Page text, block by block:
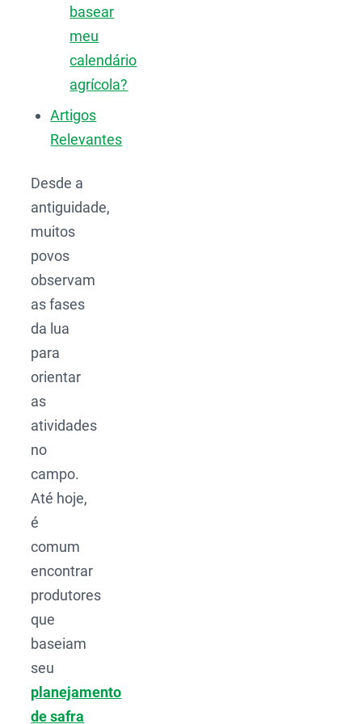
basear
meu
calendário
agrícola?
Artigos
Relevantes
Desde a
antiguidade,
muitos
povos
observam
as fases
da lua
para
orientar
as
atividades
no
campo.
Até hoje,
é
comum
encontrar
produtores
que
baseiam
seu
planejamento
de safra